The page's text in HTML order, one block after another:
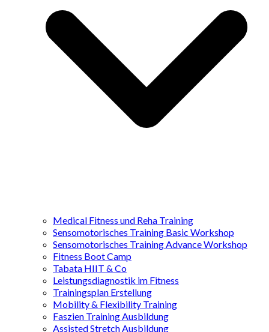
Medical Fitness und Reha Training
Sensomotorisches Training Basic Workshop
Sensomotorisches Training Advance Workshop
Fitness Boot Camp
Tabata HIIT & Co
Leistungsdiagnostik im Fitness
Trainingsplan Erstellung
Mobility & Flexibility Training
Faszien Training Ausbildung
Assisted Stretch Ausbildung